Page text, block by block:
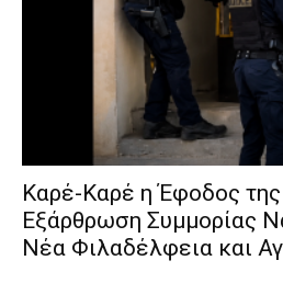
Καρέ-Καρέ η Έφοδος
Εξάρθρωση Συμμορίας
Νέα Φιλαδέλφεια και